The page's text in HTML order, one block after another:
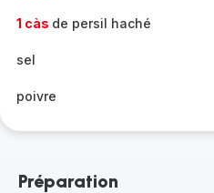
1 càs de persil haché
sel
poivre
Préparation